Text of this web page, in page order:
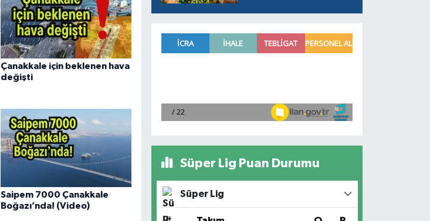
Çanakkale için beklenen hava
değişti
Saipem 7000 Çanakkale
Boğazı’nda! (Video)
Süper Lig Puan Durumu
Süper Lig